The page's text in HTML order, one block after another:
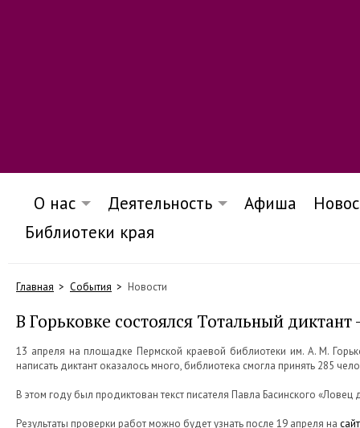
О нас Деятельность Афиша
Библиотеки края
Главная События Новости
В Горьковке состоялся Тотальный диктант
13 апреля на площадке Пермской краевой библиотеки им. А. М.
написать диктант оказалось много, библиотека смогла принять 285
В этом году был продиктован текст писателя Павла Басинского «Ловец
Результаты проверки работ можно будет узнать после 19 апреля на